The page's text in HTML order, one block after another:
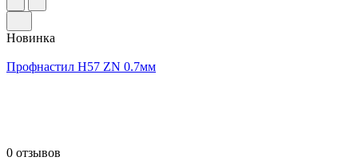
Новинка
Профнастил Н57 ZN 0.7мм
0 отзывов